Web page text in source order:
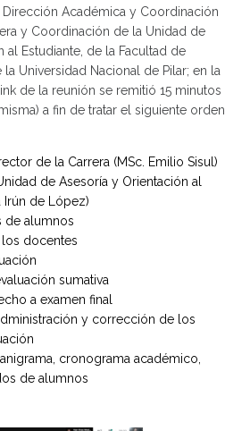
Dirección Académica y Coordinación
y Coordinación de la Unidad de
al Estudiante, de la Facultad de
Universidad Nacional de Pilar; en la
de la reunión se remitió 15 minutos
a fin de tratar el siguiente orden
de la Carrera (MSc. Emilio Sisul)
de Asesoría y Orientación al
Irún de López)
de alumnos
docentes
sumativa
a examen final
y corrección de los
cronograma académico,
de alumnos